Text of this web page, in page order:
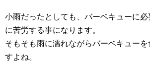
小雨だったとしても、バーベキューに
に苦労する事になります。
そもそも雨に濡れながらバーベキュー
すよね。